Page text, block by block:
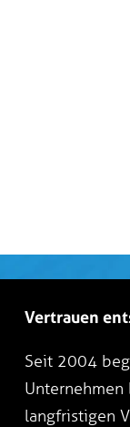
Vertrauen
Seit 2004
langfristigen